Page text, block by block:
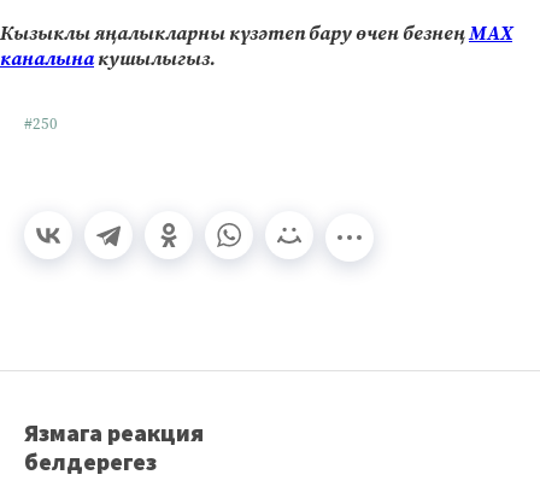
Кызыклы яңалыкларны күзәтеп бару өчен безнеңМАХ
каналынакушылыгыз.
#250
Язмага реакция
белдерегез